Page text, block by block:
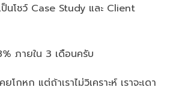
นโชว์ Case Study และ Client
ภายใน 3 เดือนครับ
โกหก แต่ถ้าเราไม่วิเคราะห์ เราจะเดา